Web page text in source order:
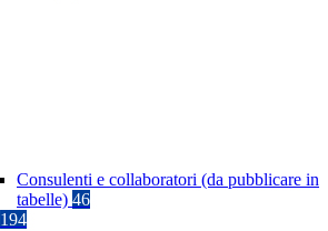
Consulenti e collaboratori (da pubblicare in
tabelle) 46
194